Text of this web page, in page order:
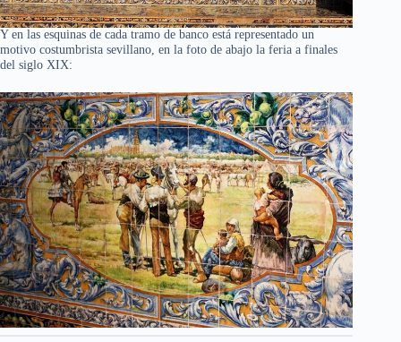
Y en las esquinas de cada tramo de banco está representado un
motivo costumbrista sevillano, en la foto de abajo la feria a finales
del siglo XIX: